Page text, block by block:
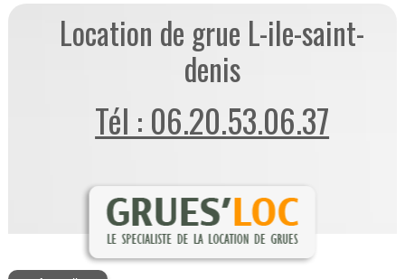
Location de grue L-ile-saint-
denis
Tél : 06.20.53.06.37